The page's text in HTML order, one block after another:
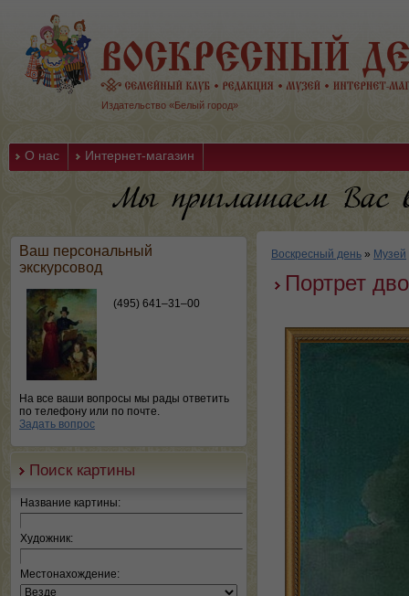
Издательство «Белый город»
О нас Интернет-магазин
Ваш персональный
экскурсовод
(495) 641–31–00
На все ваши вопросы мы рады ответить
по телефону или по почте.
Задать вопрос
Поиск картины
Название картины:
Художник:
Местонахождение:
Воскресный день » Музей
Портрет